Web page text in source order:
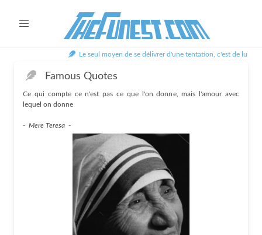
Le seul moyen de se délivrer d'une tentation, c'est de lui
Famous Quotes
Ce qui compte ce n'est pas ce que l'on donne, mais l'amour avec
lequel on donne
- Mere Teresa -